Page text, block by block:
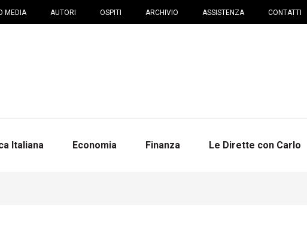
MEDIA AUTORI OSPITI ARCHIVIO ASSISTENZA CONTATTI
Italiana Economia Finanza Le Dirette con Carlo